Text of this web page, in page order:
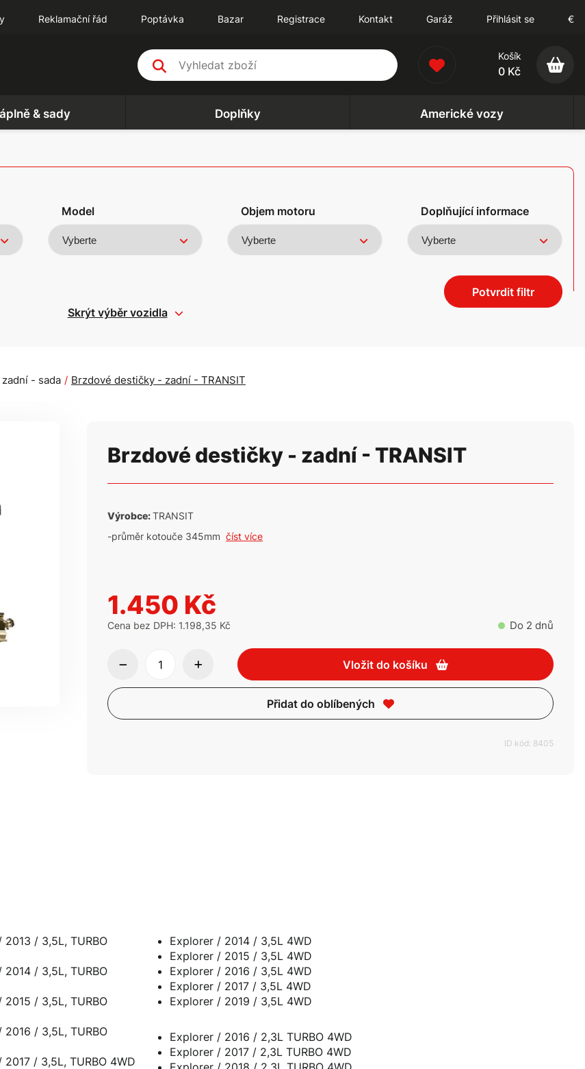
Reklamační řád Poptávka Bazar Registrace Kontakt Garáž Přihlásit se €
Košík
0 Kč
& sady Doplňky Americké vozy
Model Objem motoru Doplňující informace
Potvrdit filtr
Skrýt výběr vozidla
- sada Brzdové destičky - zadní - TRANSIT
Brzdové destičky - zadní - TRANSIT
Výrobce:TRANSIT
-průměr kotouče 345mm číst více
1.450 Kč
Cena bez DPH: 1.198,35 Kč Do 2 dnů
Vložit do košíku
Přidat do oblíbených
ID kód: 8405
2013 / 3,5L, TURBO
2014 / 3,5L, TURBO
2015 / 3,5L, TURBO
2016 / 3,5L, TURBO
/ 3,5L, TURBO 4WD
Explorer / 2014 / 3,5L 4WD
Explorer / 2015 / 3,5L 4WD
Explorer / 2016 / 3,5L 4WD
Explorer / 2017 / 3,5L 4WD
Explorer / 2019 / 3,5L 4WD
Explorer / 2016 / 2,3L TURBO 4WD
Explorer / 2017 / 2,3L TURBO 4WD